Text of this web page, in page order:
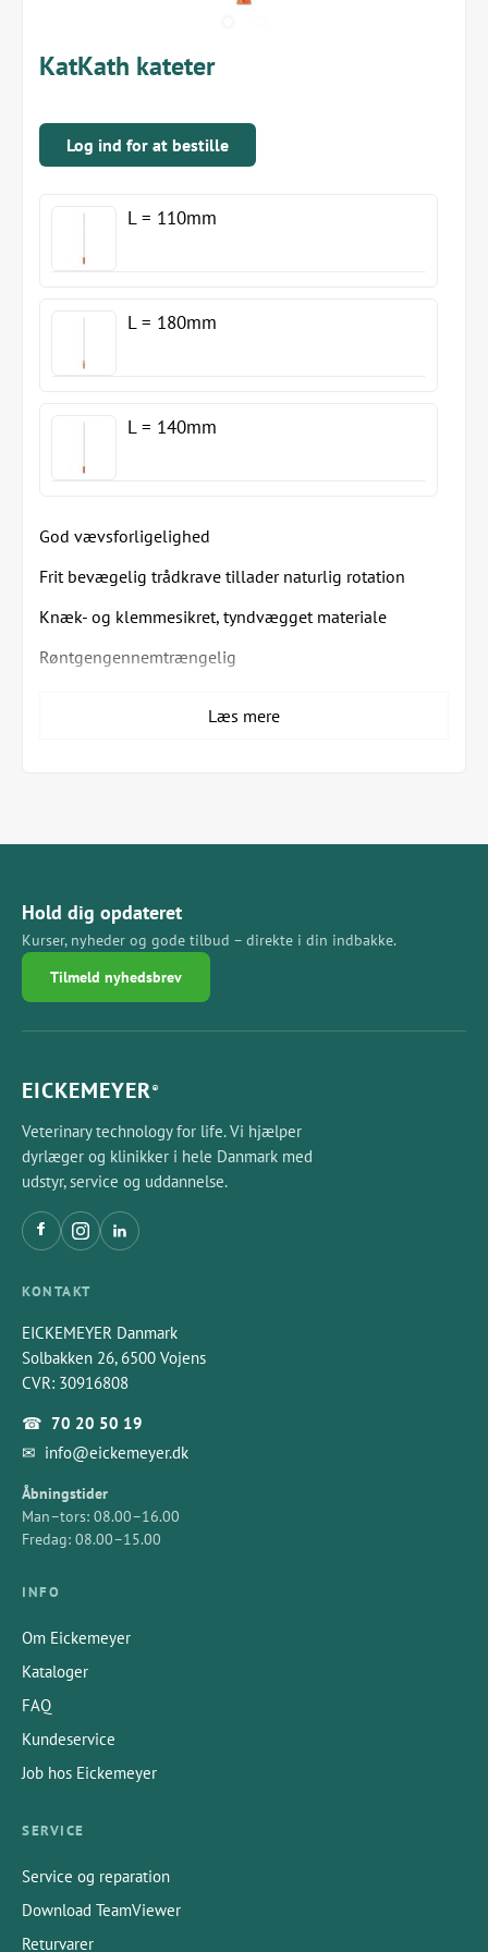
KatKath kateter
Log ind for at bestille
L = 110mm
L = 180mm
L = 140mm
God vævsforligelighed
Frit bevægelig trådkrave tillader naturlig rotation
Knæk- og klemmesikret, tyndvægget materiale
Røntgengennemtrængelig
Læs mere
Hold dig opdateret
Kurser, nyheder og gode tilbud – direkte i din indbakke.
Tilmeld nyhedsbrev
EICKEMEYER®
Veterinary technology for life. Vi hjælper
dyrlæger og klinikker i hele Danmark med
udstyr, service og uddannelse.
KONTAKT
EICKEMEYER Danmark
Solbakken 26, 6500 Vojens
CVR: 30916808
☎ 70 20 50 19
✉ info@eickemeyer.dk
Åbningstider
Man–tors: 08.00–16.00
Fredag: 08.00–15.00
INFO
Om Eickemeyer
Kataloger
FAQ
Kundeservice
Job hos Eickemeyer
SERVICE
Service og reparation
Download TeamViewer
Returvarer